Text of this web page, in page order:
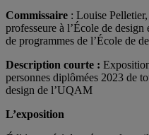
Commissaire : Louise
professeure à l’École de
de programmes de l’École de
Description courte :
personnes diplômées 2023 de
design de l’UQAM
L’exposition